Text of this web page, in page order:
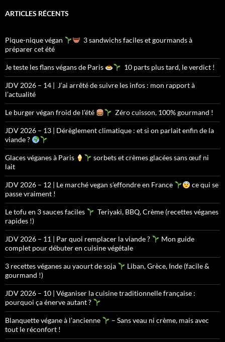
ARTICLES RÉCENTS
Pique-nique végan
3 sandwichs faciles et gourmands à
préparer cet été
Je teste les flans végans de Paris 10 parts plus tard, le verdict !
JDV 2026 – 14 | J’ai arrêté de suivre les infos : mon rapport à
l’actualité
Le burger végan froid de l’été Zéro cuisson, 100% gourmand !
JDV 2026 – 13 | Dérèglement climatique : et si on parlait enfin de la
viande ?
Glaces véganes à Paris
sorbets et crèmes glacées sans œuf ni
lait
JDV 2026 – 12 | Le marché vegan s’effondre en France
ce qui se
passe vraiment !
Le tofu en 3 sauces faciles
Teriyaki, BBQ, Crème (recettes véganes
rapides !)
JDV 2026 – 11 | Par quoi remplacer la viande ?
Mon guide
complet pour débuter en cuisine végétale
3 recettes véganes au yaourt de soja
Liban, Grèce, Inde (facile &
gourmand !)
JDV 2026 – 10 | Véganiser la cuisine traditionnelle française :
pourquoi ça énerve autant ?
Blanquette végane à l’ancienne
– Sans veau ni crème, mais avec
tout le réconfort !